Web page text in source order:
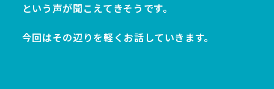
という声が聞こえてきそうです。
今回はその辺りを軽くお話していきます。